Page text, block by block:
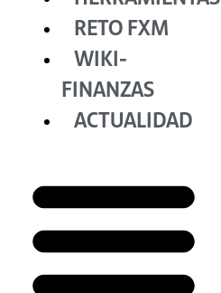
RETO FXM
WIKI-
FINANZAS
ACTUALIDAD